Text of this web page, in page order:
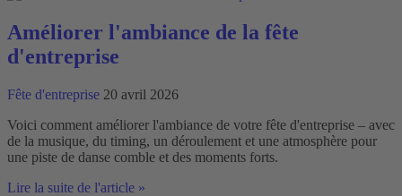
Améliorer l'ambiance de la fête
d'entreprise
Fête d'entreprise 20 avril 2026
Voici comment améliorer l'ambiance de votre fête d'entreprise – avec
de la musique, du timing, un déroulement et une atmosphère pour
une piste de danse comble et des moments forts.
Améliorer
Lire la suite de l'article »